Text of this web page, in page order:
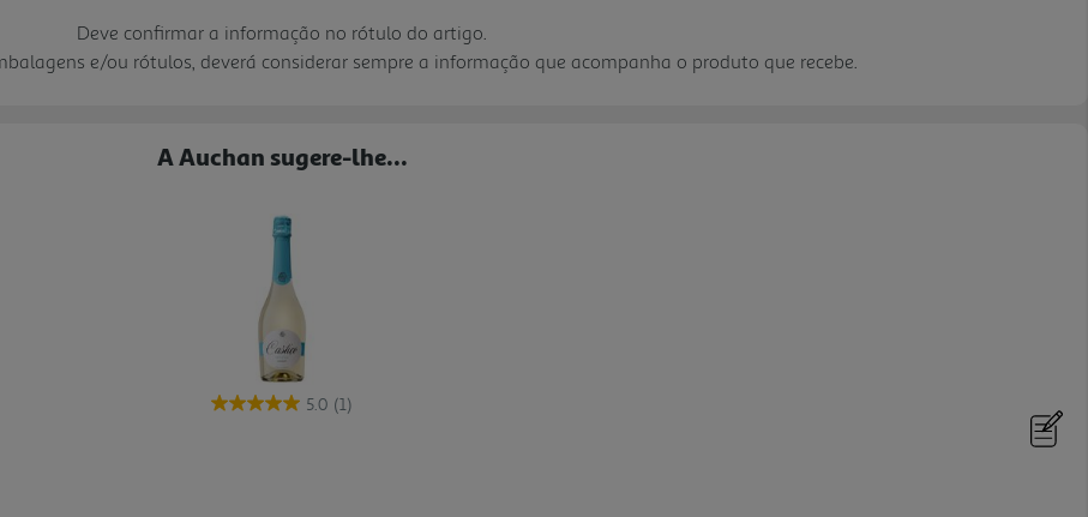
Deve confirmar a informação no rótulo do artigo.
e/ou rótulos, deverá considerar sempre a informação que acompanha o produto que recebe.
A Auchan sugere-lhe...
5.0 (1)